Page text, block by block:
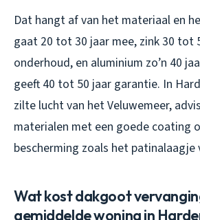
Dat hangt af van het materiaal en
gaat 20 tot 30 jaar mee, zink 30 tot
onderhoud, en aluminium zo’n 40
geeft 40 tot 50 jaar garantie. In
zilte lucht van het Veluwemeer,
materialen met een goede coating
bescherming zoals het patinalaagje
Wat kost dakgoot
gemiddelde woning in